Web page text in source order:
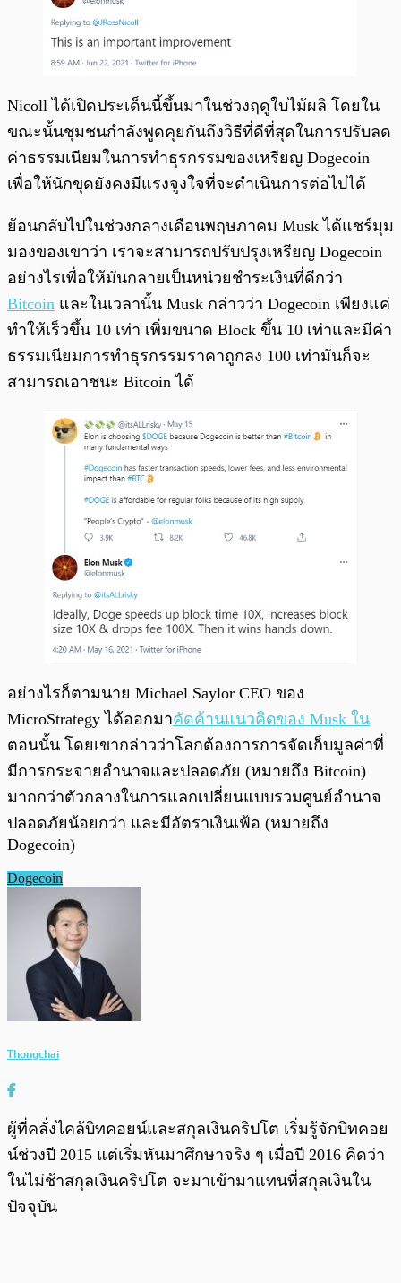
Nicoll ได้เปิดประเด็นนี้ขึ้นมาในช่วงฤดูใบไม้ผลิ โดยใน
ขณะนั้นชุมชนกำลังพูดคุยกันถึงวิธีที่ดีที่สุดในการปรับลด
ค่าธรรมเนียมในการทำธุรกรรมของเหรียญ Dogecoin
เพื่อให้นักขุดยังคงมีแรงจูงใจที่จะดำเนินการต่อไปได้
ย้อนกลับไปในช่วงกลางเดือนพฤษภาคม Musk ได้แชร์มุม
มองของเขาว่า เราจะสามารถปรับปรุงเหรียญ Dogecoin
อย่างไรเพื่อให้มันกลายเป็นหน่วยชำระเงินที่ดีกว่า
Bitcoin และในเวลานั้น Musk กล่าวว่า Dogecoin เพียงแค่
ทำให้เร็วขึ้น 10 เท่า เพิ่มขนาด Block ขึ้น 10 เท่าและมีค่า
ธรรมเนียมการทำธุรกรรมราคาถูกลง 100 เท่ามันก็จะ
สามารถเอาชนะ Bitcoin ได้
อย่างไรก็ตามนาย Michael Saylor CEO ของ
MicroStrategy ได้ออกมาคัดค้านแนวคิดของ Musk ใน
ตอนนั้น โดยเขากล่าวว่าโลกต้องการการจัดเก็บมูลค่าที่
มีการกระจายอำนาจและปลอดภัย (หมายถึง Bitcoin)
มากกว่าตัวกลางในการแลกเปลี่ยนแบบรวมศูนย์อำนาจ
ปลอดภัยน้อยกว่า และมีอัตราเงินเฟ้อ (หมายถึง
Dogecoin)
Dogecoin
Thongchai
ผู้ที่คลั่งไคล้บิทคอยน์และสกุลเงินคริปโต เริ่มรู้จักบิทคอย
น์ช่วงปี 2015 แต่เริ่มหันมาศึกษาจริง ๆ เมื่อปี 2016 คิดว่า
ในไม่ช้าสกุลเงินคริปโต จะมาเข้ามาแทนที่สกุลเงินใน
ปัจจุบัน